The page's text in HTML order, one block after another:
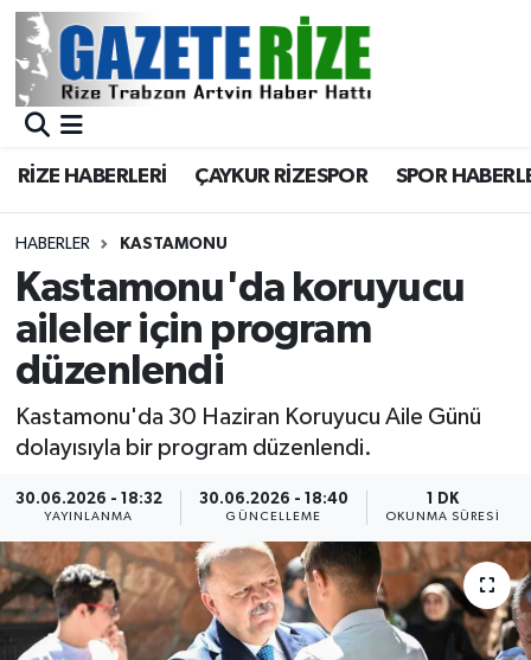
RİZE HABERLERİ ÇAYKUR RİZESPOR SPOR
HABERLER KASTAMONU
Kastamonu'da koruyucu
aileler için program
düzenlendi
Kastamonu'da 30 Haziran Koruyucu Aile Günü
dolayısıyla bir program düzenlendi.
30.06.2026 - 18:32
YAYINLANMA
30.06.2026 - 18:40
GÜNCELLEME
1 DK
OKUNMA SÜRESI
BÖLGEMİZ
Asayiş
Rize Jandarma Komutanlığı
Bilim Teknoloji
Advertising news
Canlı Maç
ÇEVRE
Dış Haberler
Merkez Nöbetçi Eczaneler
Merkez Trafik Yoğunluk Haritası
Süper Lig Puan Durumu ve Fikstür
Tüm Manşetler
Haber Arşivi